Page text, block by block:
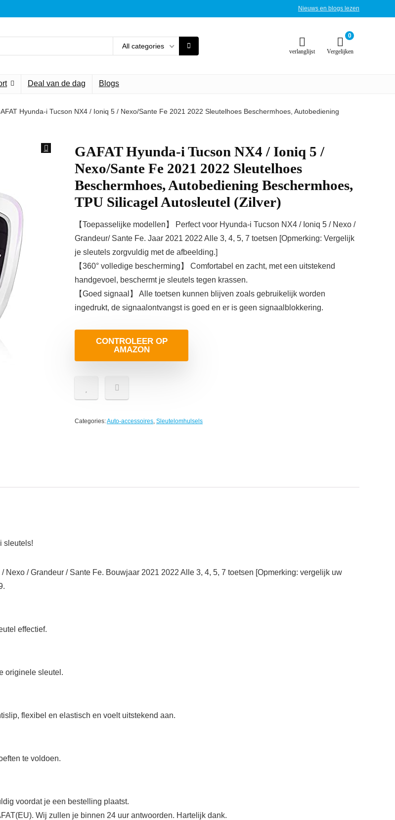
Nieuws en blogs lezen
All categories
verlanglijst
0
Vergelijken
Deal van de dag Blogs
Hyunda-i Tucson NX4 / Ioniq 5 / Nexo/Sante Fe 2021 2022 Sleutelhoes Beschermhoes, Autobediening
GAFAT Hyunda-i Tucson NX4 / Ioniq 5 /
Nexo/Sante Fe 2021 2022 Sleutelhoes
Beschermhoes, Autobediening Beschermhoes,
TPU Silicagel Autosleutel (Zilver)
【Toepasselijke modellen】 Perfect voor Hyunda-i Tucson NX4 / Ioniq 5 / Nexo /
Grandeur/ Sante Fe. Jaar 2021 2022 Alle 3, 4, 5, 7 toetsen [Opmerking: Vergelijk
je sleutels zorgvuldig met de afbeelding.]
【360° volledige bescherming】 Comfortabel en zacht, met een uitstekend
handgevoel, beschermt je sleutels tegen krassen.
【Goed signaal】 Alle toetsen kunnen blijven zoals gebruikelijk worden
ingedrukt, de signaalontvangst is goed en er is geen signaalblokkering.
CONTROLEER OP
AMAZON
Categories:Auto-accessoires, Sleutelomhulsels
sleutels!
/ Grandeur / Sante Fe. Bouwjaar 2021 2022 Alle 3, 4, 5, 7 toetsen [Opmerking: vergelijk uw
effectief.
originele sleutel.
flexibel en elastisch en voelt uitstekend aan.
te voldoen.
voordat je een bestelling plaatst.
Wij zullen je binnen 24 uur antwoorden. Hartelijk dank.